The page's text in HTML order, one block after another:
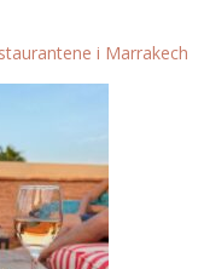
i Marrakech